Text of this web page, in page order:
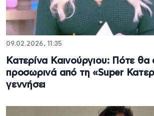
09.02.2026, 11:35
Κατερίνα Καινούργιου: Πότε θα
προσωρινά από τη «Super
γεννήσει